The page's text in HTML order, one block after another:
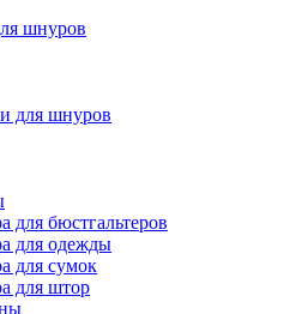
шнуров
для шнуров
для бюстгальтеров
для одежды
для сумок
для штор